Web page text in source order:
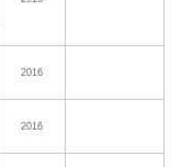
2016
2016